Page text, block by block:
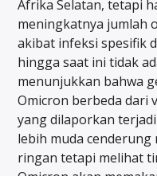
Afrika Selatan, tetapi
meningkatnya jumlah
akibat infeksi spesifik
hingga saat ini tidak
menunjukkan bahwa
Omicron berbeda dari
yang dilaporkan
lebih muda
ringan tetapi melihat